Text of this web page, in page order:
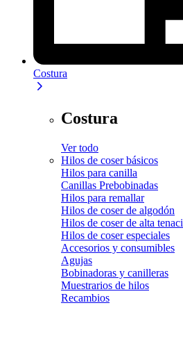
Costura
Costura
Ver todo
Hilos de coser básicos
Hilos para canilla
Canillas Prebobinadas
Hilos para remallar
Hilos de coser de algodón
Hilos de coser de alta
Hilos de coser especiales
Accesorios y consumibles
Agujas
Bobinadoras y canilleras
Muestrarios de hilos
Recambios